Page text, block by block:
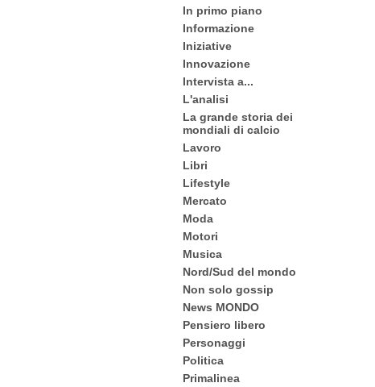
In primo piano
Informazione
Iniziative
Innovazione
Intervista a...
L'analisi
La grande storia dei
mondiali di calcio
Lavoro
Libri
Lifestyle
Mercato
Moda
Motori
Musica
Nord/Sud del mondo
Non solo gossip
News MONDO
Pensiero libero
Personaggi
Politica
Primalinea